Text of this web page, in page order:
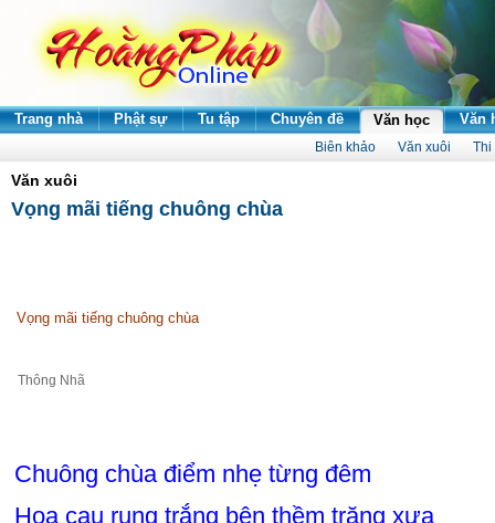
Trang nhà Phật sự Tu tập Chuyên đề Văn học Văn
Biên khảo Văn xuôi Thi
Văn xuôi
Vọng mãi tiếng chuông chùa
Vọng mãi tiếng chuông chùa
Thông Nhã
Chuông chùa điểm nhẹ từng đêm
Hoa cau rụng trắng bên thềm trăng xưa